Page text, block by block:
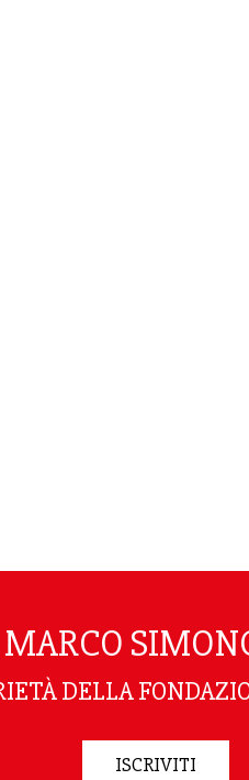
DELLA
ISCRIVITI